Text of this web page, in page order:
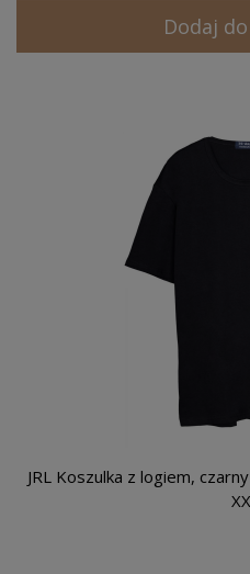
Dodaj
JRL Koszulka z logiem,